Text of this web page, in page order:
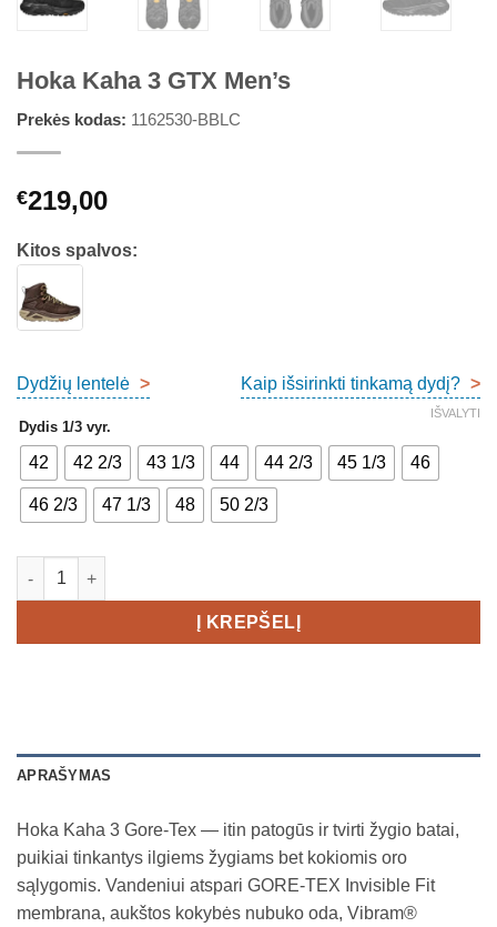
Hoka Kaha 3 GTX Men’s
Prekės kodas: 1162530-BBLC
€219,00
Kitos spalvos:
Dydžių lentelė > Kaip išsirinkti tinkamą dydį? >
Dydis 1/3 vyr.
42 42 2/3 43 1/3 44 44 2/3 45 1/3 46
46 2/3 47 1/3 48 50 2/3
IŠVALYTI
produkto kiekis: Hoka Kaha 3 GTX Men's
Į KREPŠELĮ
APRAŠYMAS
Hoka Kaha 3 Gore-Tex — itin patogūs ir tvirti žygio batai,
puikiai tinkantys ilgiems žygiams bet kokiomis oro
sąlygomis. Vandeniui atspari GORE-TEX Invisible Fit
membrana, aukštos kokybės nubuko oda, Vibram®